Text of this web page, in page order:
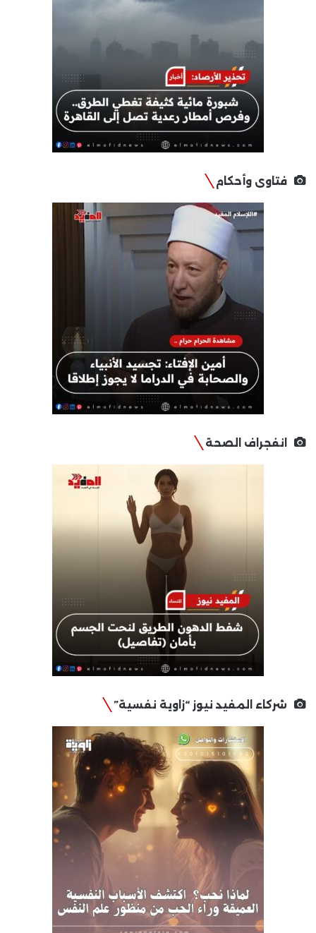
فتاوى وأحكام
انفجراف الصحة
شركاء المفيد نيوز “زاوية نفسية”